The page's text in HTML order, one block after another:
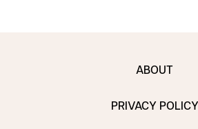
ABOUT
PRIVACY POLICY